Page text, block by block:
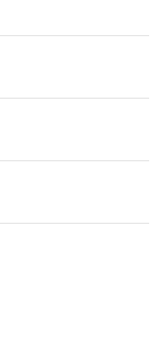
казалось
казалось
казалось